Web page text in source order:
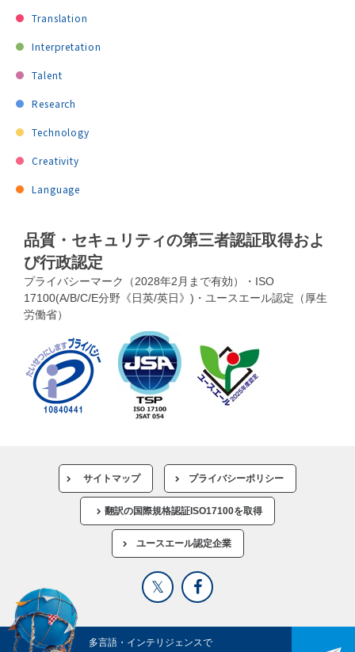
Translation
Interpretation
Talent
Research
Technology
Creativity
Language
品質・セキュリティの第三者認証取得およ
び行政認定
プライバシーマーク（2028年2月まで有効）・ISO
17100(A/B/C/E分野《日英/英日》)・ユースエール認定（厚生
労働省）
サイトマップ プライバシーポリシー
翻訳の国際規格認証ISO17100を取得
ユースエール認定企業
多言語・インテリジェンスで